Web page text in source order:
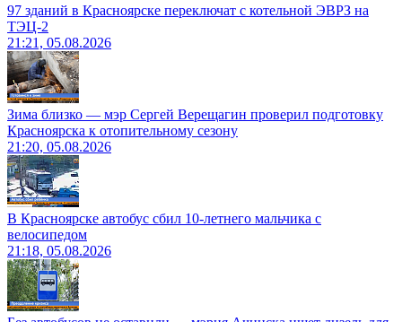
97 зданий в Красноярске переключат с котельной ЭВРЗ на
ТЭЦ-2
21:21, 05.08.2026
Зима близко — мэр Сергей Верещагин проверил подготовку
Красноярска к отопительному сезону
21:20, 05.08.2026
В Красноярске автобус сбил 10-летнего мальчика с
велосипедом
21:18, 05.08.2026